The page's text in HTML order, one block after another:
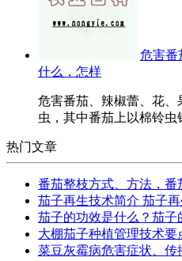
危害番
什么，怎样
危害番茄、辣椒蕾、花
虫，其中番茄上以棉铃虫
热门文章
番茄整枝方式、方法，番
茄子再生技术简介 茄子
茄子的功效是什么？茄子
大棚茄子种植管理技术要
菜豆灰霉病危害症状、传